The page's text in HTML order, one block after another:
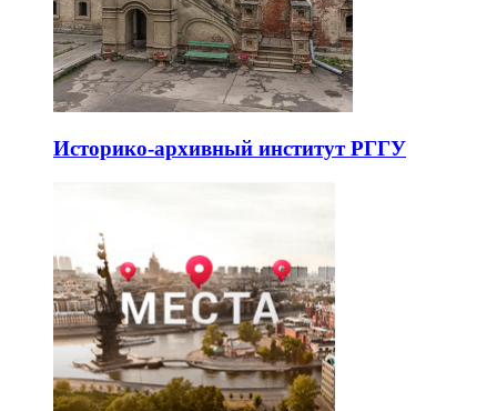
Историко-архивный институт РГГУ